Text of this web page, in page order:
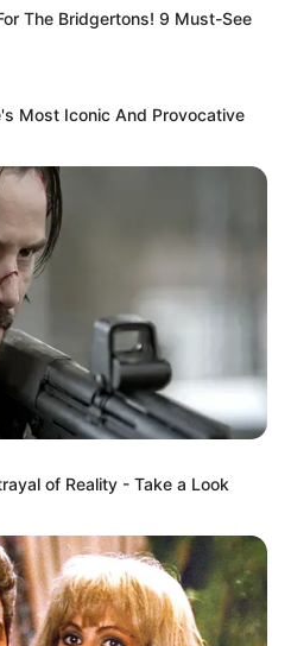
évek óta hasonmása
The Bridgertons! 9 Must-See
Most Iconic And Provocative
of Reality - Take a Look